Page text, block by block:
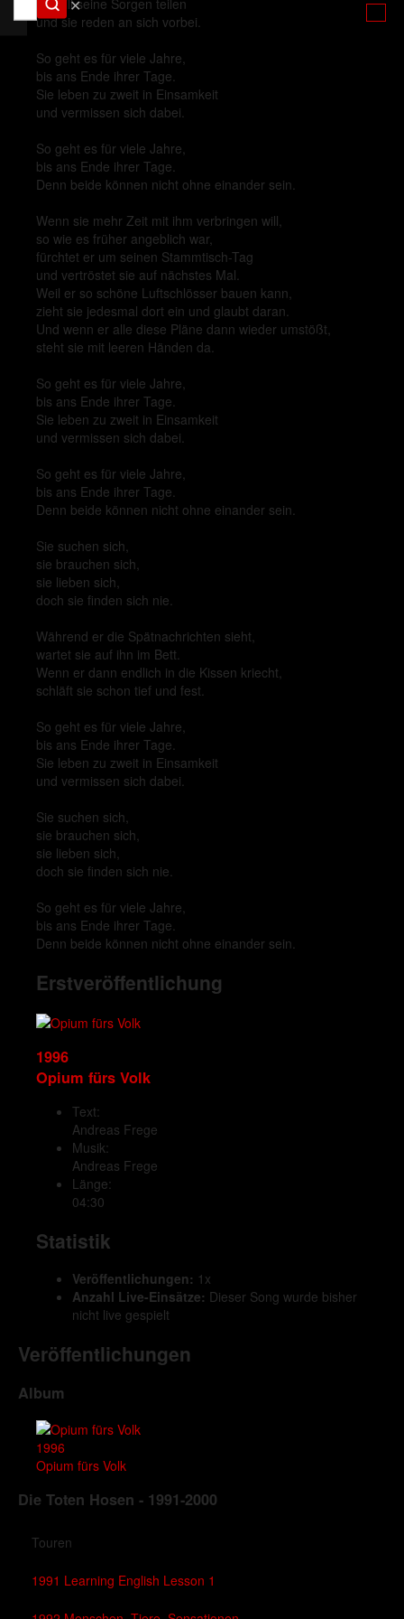
✕
sie will seine Sorgen teilen
und sie reden an sich vorbei.
So geht es für viele Jahre,
bis ans Ende ihrer Tage.
Sie leben zu zweit in Einsamkeit
und vermissen sich dabei.
So geht es für viele Jahre,
bis ans Ende ihrer Tage.
Denn beide können nicht ohne einander sein.
Wenn sie mehr Zeit mit ihm verbringen will,
so wie es früher angeblich war,
fürchtet er um seinen Stammtisch-Tag
und vertröstet sie auf nächstes Mal.
Weil er so schöne Luftschlösser bauen kann,
zieht sie jedesmal dort ein und glaubt daran.
Und wenn er alle diese Pläne dann wieder umstößt,
steht sie mit leeren Händen da.
So geht es für viele Jahre,
bis ans Ende ihrer Tage.
Sie leben zu zweit in Einsamkeit
und vermissen sich dabei.
So geht es für viele Jahre,
bis ans Ende ihrer Tage.
Denn beide können nicht ohne einander sein.
Sie suchen sich,
sie brauchen sich,
sie lieben sich,
doch sie finden sich nie.
Während er die Spätnachrichten sieht,
wartet sie auf ihn im Bett.
Wenn er dann endlich in die Kissen kriecht,
schläft sie schon tief und fest.
So geht es für viele Jahre,
bis ans Ende ihrer Tage.
Sie leben zu zweit in Einsamkeit
und vermissen sich dabei.
Sie suchen sich,
sie brauchen sich,
sie lieben sich,
doch sie finden sich nie.
So geht es für viele Jahre,
bis ans Ende ihrer Tage.
Denn beide können nicht ohne einander sein.
Erstveröffentlichung
1996
Opium fürs Volk
Text:
Andreas Frege
Musik:
Andreas Frege
Länge:
04:30
Statistik
Veröffentlichungen: 1x
Anzahl Live-Einsätze: Dieser Song wurde bisher
nicht live gespielt
Veröffentlichungen
Album
1996
Opium fürs Volk
Die Toten Hosen - 1991-2000
Touren
1991 Learning English Lesson 1